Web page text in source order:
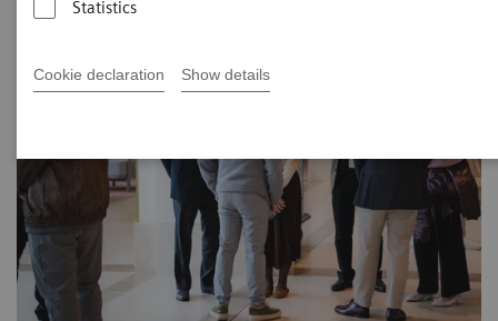
Statistics
Cookie declaration Show details